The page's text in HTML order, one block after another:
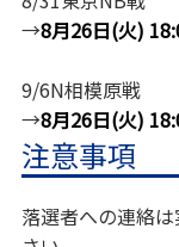
→8月26日(火)
9/6N相模原戦
→8月26日(火)
注意事項
落選者への連絡